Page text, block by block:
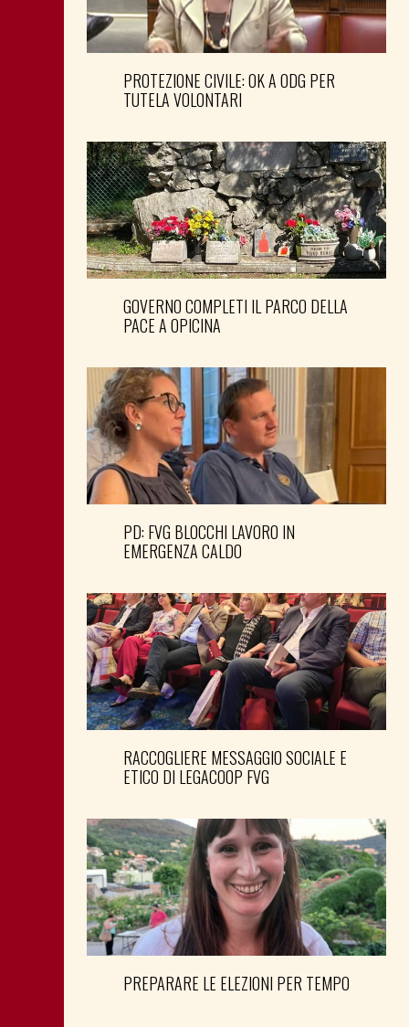
PROTEZIONE CIVILE: OK A ODG PER
TUTELA VOLONTARI
GOVERNO COMPLETI IL PARCO DELLA
PACE A OPICINA
PD: FVG BLOCCHI LAVORO IN
EMERGENZA CALDO
RACCOGLIERE MESSAGGIO SOCIALE E
ETICO DI LEGACOOP FVG
PREPARARE LE ELEZIONI PER TEMPO